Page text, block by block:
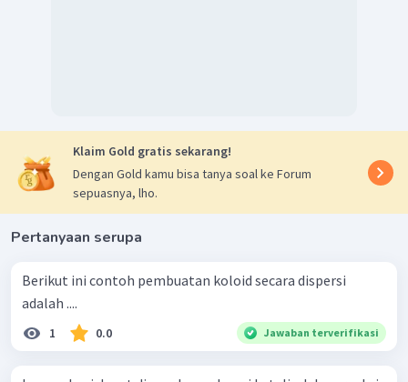
Klaim Gold gratis sekarang!
Dengan Gold kamu bisa tanya soal ke Forum
sepuasnya, lho.
Pertanyaan serupa
Berikut ini contoh pembuatan koloid secara dispersi
adalah ....
1 0.0 Jawaban terverifikasi